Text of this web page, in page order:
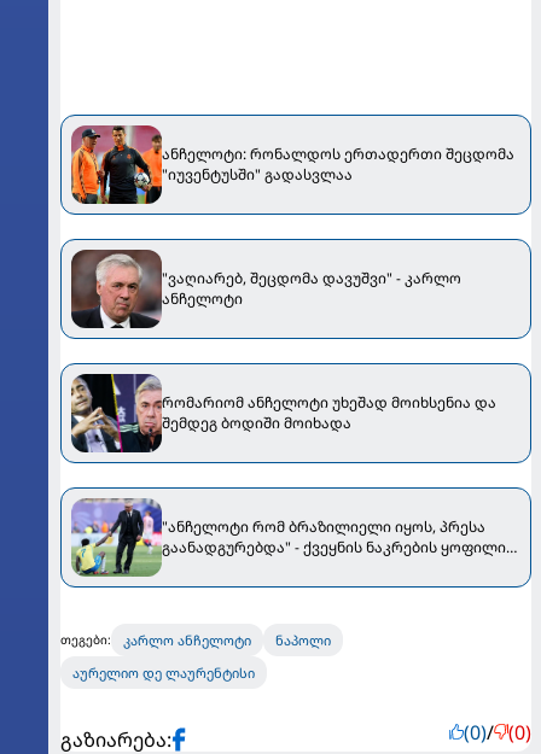
ანჩელოტი: რონალდოს ერთადერთი შეცდომა
"იუვენტუსში" გადასვლაა
"ვაღიარებ, შეცდომა დავუშვი" - კარლო
ანჩელოტი
რომარიომ ანჩელოტი უხეშად მოიხსენია და
შემდეგ ბოდიში მოიხადა
"ანჩელოტი რომ ბრაზილიელი იყოს, პრესა
გაანადგურებდა" - ქვეყნის ნაკრების ყოფილი
თეგები: კარლო ანჩელოტი
ნაპოლი
აურელიო დე ლაურენტისი
გაზიარება: (0)/ (0)